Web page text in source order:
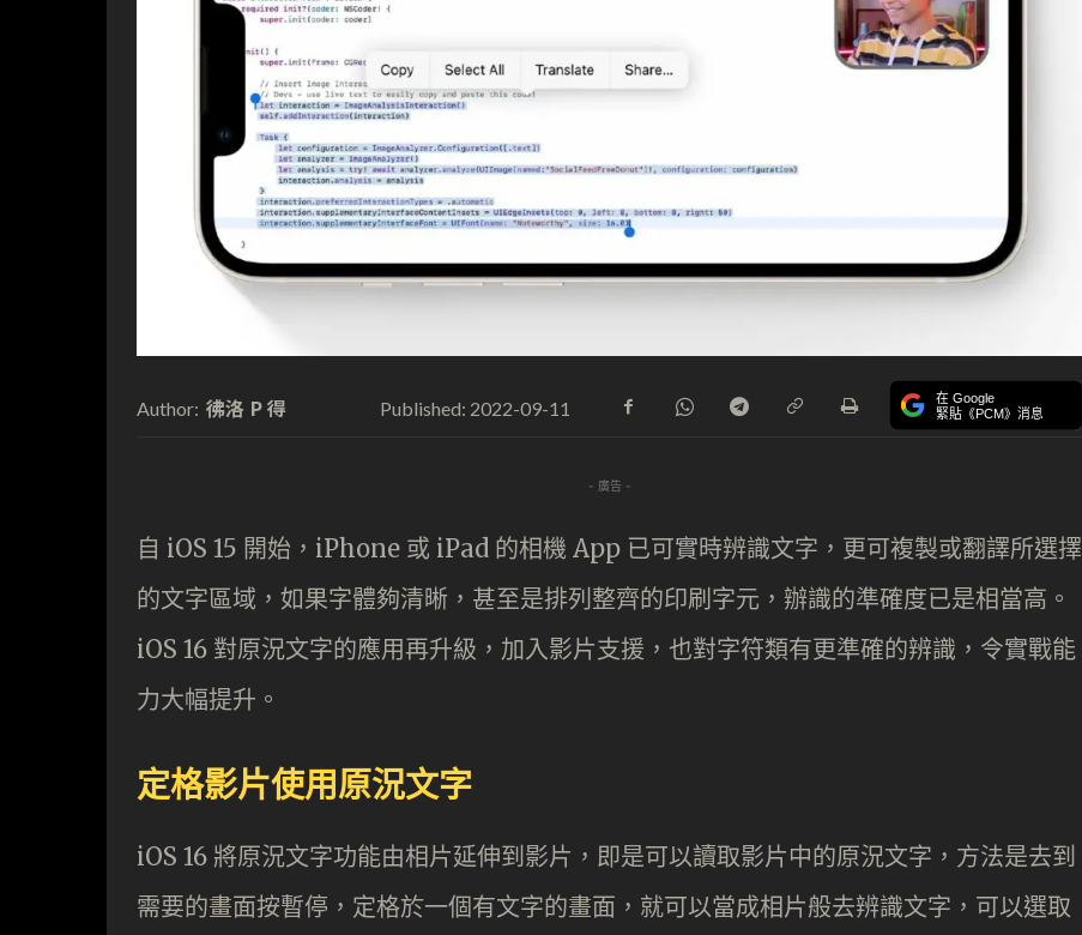
Author: 彿洛 P 得 Published: 2022-09-11 在 Google
緊貼《PCM》消息
- 廣告 -
自 iOS 15 開始，iPhone 或 iPad 的相機 App 已可實時辨識文字，更可複製或翻譯所選擇
的文字區域，如果字體夠清晰，甚至是排列整齊的印刷字元，辦識的準確度已是相當高。
iOS 16 對原況文字的應用再升級，加入影片支援，也對字符類有更準確的辨識，令實戰能
力大幅提升。
定格影片使用原況文字
iOS 16 將原況文字功能由相片延伸到影片，即是可以讀取影片中的原況文字，方法是去到
需要的畫面按暫停，定格於一個有文字的畫面，就可以當成相片般去辨識文字，可以選取